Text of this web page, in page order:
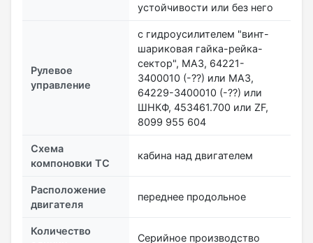
устойчивости или без него
Рулевое
управление
с гидроусилителем "винт-
шариковая гайка-рейка-
сектор", МАЗ, 64221-
3400010 (-??) или МАЗ,
64229-3400010 (-??) или
ШНКФ, 453461.700 или ZF,
8099 955 604
Схема
компоновки ТС
кабина над двигателем
Расположение
двигателя
переднее продольное
Количество
Серийное производство